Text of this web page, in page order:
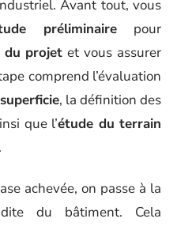
Avant tout, vous
préliminaire pour
du projet et vous assurer
comprend l’évaluation
, la définition des
que l’étude du terrain
achevée, on passe à la
du bâtiment. Cela